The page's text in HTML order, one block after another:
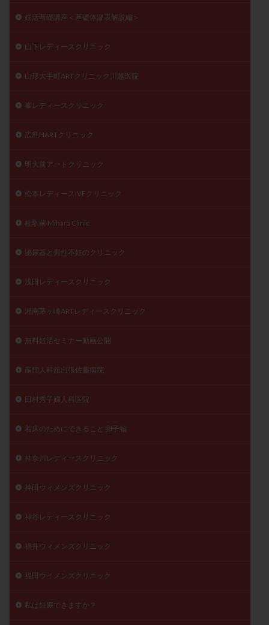
妊活基礎講座＜基礎体温表解説編＞
山下レディースクリニック
山形大手町ARTクリニック川越医院
峯レディースクリニック
広島HARTクリニック
明大前アートクリニック
松本レディースIVFクリニック
桂駅前 Mihara Clinic
泌尿器と男性不妊のクリニック
浅田レディースクリニック
湘南茅ヶ崎ARTレディースクリニック
無料妊活セミナー動画公開
産婦人科舘出張佐藤病院
田村秀子婦人科医院
着床のためにできること 卵子編
神奈川レディースクリニック
神田ウィメンズクリニック
神谷レディースクリニック
福井ウィメンズクリニック
福田ウイメンズクリニック
私は妊娠できますか？